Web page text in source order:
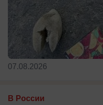
07.08.2026
В России